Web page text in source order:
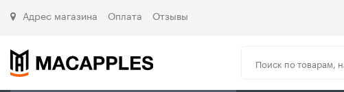
Адрес магазина Оплата Отзывы